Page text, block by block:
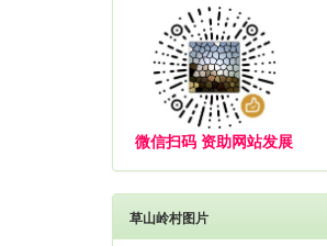
微信扫码 资助网站发展
草山岭村图片